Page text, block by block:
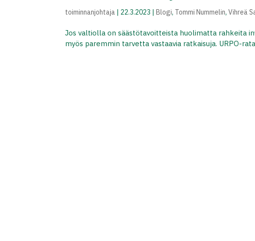
toiminnanjohtaja 22.3.2023 Blogi, Tommi Nummelin,Vihreä
Jos valtiolla on säästötavoitteista huolimatta rahkeita
myös paremmin tarvetta vastaavia ratkaisuja. URPO-